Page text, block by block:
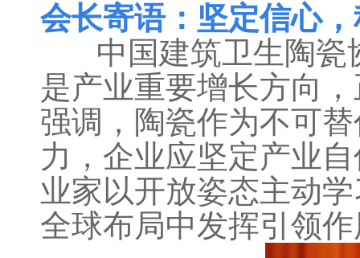
会长寄语：坚定信心
中国建筑卫生陶瓷
是产业重要增长方向
强调，陶瓷作为不可
力，企业应坚定产业
业家以开放姿态主动
全球布局中发挥引领